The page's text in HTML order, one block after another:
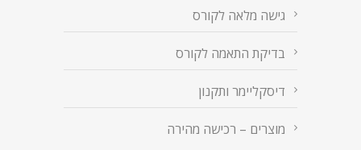
גישה מלאה לקורס
בדיקת התאמה לקורס
דיסקליימר ותקנון
מוצרים – רכישה מהירה